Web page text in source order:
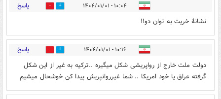
۱۰:۰۴ - ۱۴۰۴/۰۱/۰۱ 3 پاسخ
نشانهٔ خریت به توان دو!!
۱۰:۱۶ - ۱۴۰۴/۰۱/۰۱ 2 پاسخ
دولت ملت خارج از رواپریشی شکل میگیره ..ترکیه به غیر از این شکل
گرفته عراق یا خود امریکا .. شما غیرروانپریش پیدا کن خوشحال میشیم